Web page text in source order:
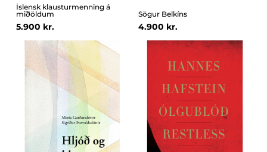
Íslensk klausturmenning á
miðöldum
5.900 kr.
Sögur Belkíns
4.900 kr.